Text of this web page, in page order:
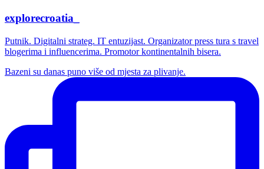
explorecroatia_
Putnik. Digitalni strateg. IT entuzijast. Organizator press tura s travel
blogerima i influencerima. Promotor kontinentalnih bisera.
Bazeni su danas puno više od mjesta za plivanje.